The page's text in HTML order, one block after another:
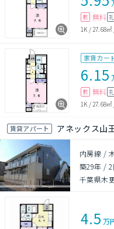
敷 無料 礼
1K /27.68㎡
家賃カー
6.15
敷 無料 礼
1K /27.68㎡
賃貸アパート アネックス山
内房線 /
築29年 /
千葉県木
4.5 万